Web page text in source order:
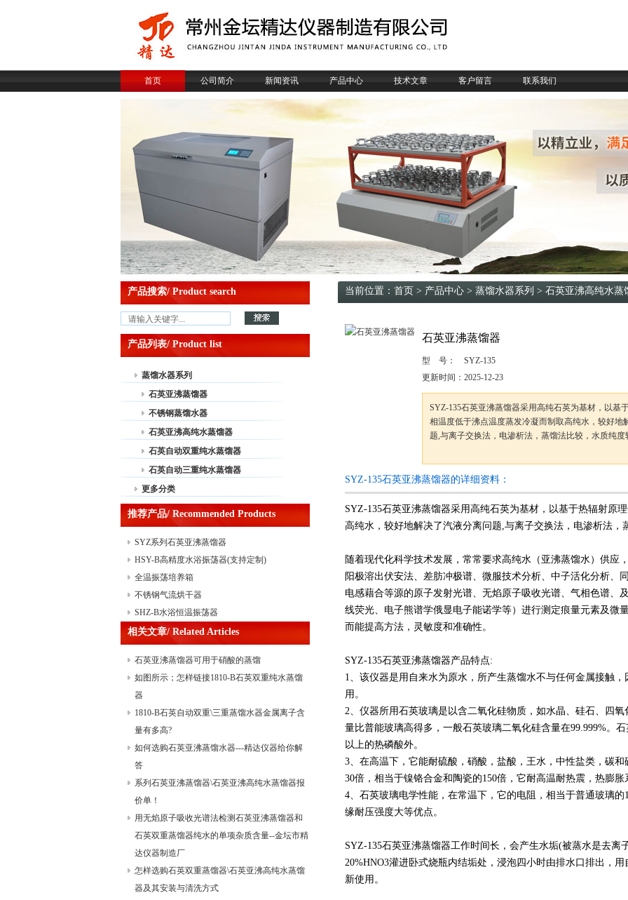
首页 公司简介 新闻资讯 产品中心 技术文章 客户留言 联系我们
产品搜索/ Product search
产品列表/ Product list
蒸馏水器系列
石英亚沸蒸馏器
不锈钢蒸馏水器
石英亚沸高纯水蒸馏器
石英自动双重纯水蒸馏器
石英自动三重纯水蒸馏器
更多分类
推荐产品/ Recommended Products
SYZ系列石英亚沸蒸馏器
HSY-B高精度水浴振荡器(支持定制)
全温振荡培养箱
不锈钢气流烘干器
SHZ-B水浴恒温振荡器
相关文章/ Related Articles
石英亚沸蒸馏器可用于硝酸的蒸馏
如图所示；怎样链接1810-B石英双重纯水蒸馏
器
1810-B石英自动双重\三重蒸馏水器金属离子含
量有多高?
如何选购石英亚沸蒸馏水器---精达仪器给你解
答
系列石英亚沸蒸馏器\石英亚沸高纯水蒸馏器报
价单！
用无焰原子吸收光谱法检测石英亚沸蒸馏器和
石英双重蒸馏器纯水的单项杂质含量--金坛市精
达仪器制造厂
怎样选购石英双重蒸馏器\石英亚沸高纯水蒸馏
器及其安装与清洗方式
当前位置： 首页 > 产品中心 > 蒸馏水器系列 > 石英亚沸高纯水蒸
石英亚沸蒸馏器
型 号：
SYZ-135
更新时间： 2025-12-23
SYZ-135石英亚沸蒸馏器采用高纯石英为基材，以基
相温度低于沸点温度蒸发冷凝而制取高纯水，较好地
题,与离子交换法，电渗析法，蒸馏法比较，水质纯度
SYZ-135石英亚沸蒸馏器的详细资料：
SYZ-135石英亚沸蒸馏器采用高纯石英为基材，以基于热辐射原
高纯水，较好地解决了汽液分离问题,与离子交换法，电渗析法，
随着现代化科学技术发展，常常要求高纯水（亚沸蒸馏水）供应
阳极溶出伏安法、差肪冲极谱、微服技术分析、中子活化分析、
电感藉合等源的原子发射光谱、无焰原子吸收光谱、气相色谱、
线荧光、电子熊谱学俄显电子能诺学等）进行测定痕量元素及微
而能提高方法，灵敏度和准确性。
SYZ-135石英亚沸蒸馏器产品特点:
1、该仪器是用自来水为原水，所产生蒸馏水不与任何金属接触
用。
2、仪器所用石英玻璃是以含二氧化硅物质，如水晶、硅石、四
量比普能玻璃高得多，一般石英玻璃二氧化硅含量在99.999%。
以上的热磷酸外。
3、在高温下，它能耐硫酸，硝酸，盐酸，王水，中性盐类，碳
30倍，相当于镍铬合金和陶瓷的150倍，它耐高温耐热震，热膨胀
4、石英玻璃电学性能，在常温下，它的电阻，相当于普通玻璃
缘耐压强度大等优点。
SYZ-135石英亚沸蒸馏器工作时间长，会产生水垢(被蒸水是去离
20%HNO3灌进卧式烧瓶内结垢处，浸泡四小时由排水口排出，
新使用。